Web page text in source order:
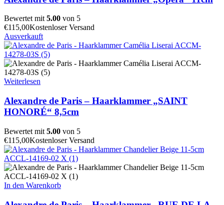
Bewertet mit 5.00 von 5
€115,00Kostenloser Versand
Ausverkauft
Weiterlesen
Alexandre de Paris – Haarklammer „SAINT
HONORÉ“ 8,5cm
Bewertet mit 5.00 von 5
€115,00Kostenloser Versand
In den Warenkorb